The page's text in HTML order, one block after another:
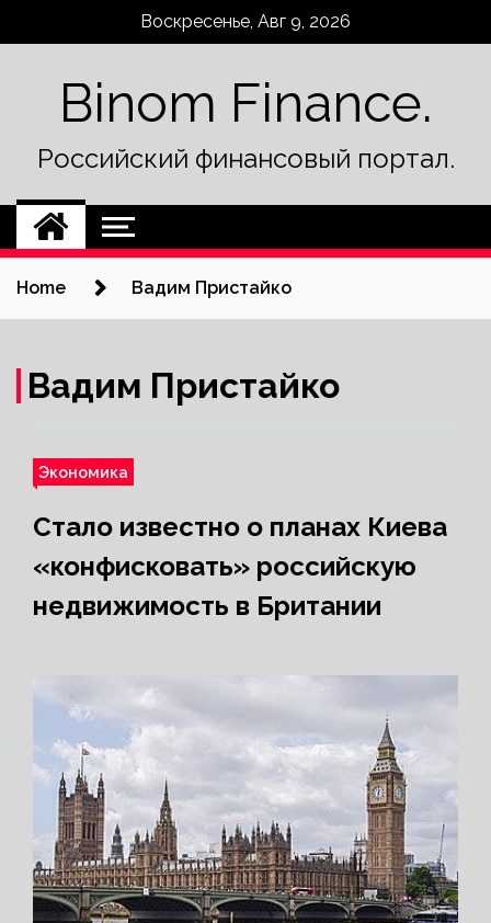
Воскресенье, Авг 9, 2026
Binom Finance.
Российский финансовый портал.
Home Вадим Пристайко
Вадим Пристайко
Экономика
Стало известно о планах Киева
«конфисковать» российскую
недвижимость в Британии